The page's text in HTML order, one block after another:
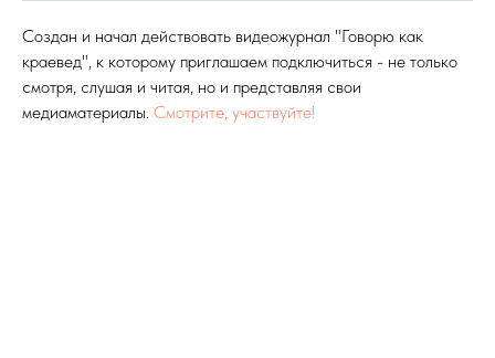
Создан и начал действовать видеожурнал "Говорю как
краевед", к которому приглашаем подключиться - не только
смотря, слушая и читая, но и представляя свои
медиаматериалы. Смотрите, участвуйте!